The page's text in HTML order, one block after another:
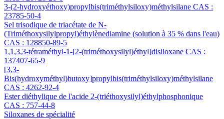
3-(2-hydroxyéthoxy)propylbis(triméthylsiloxy)méthylsilane CAS :
23785-50-4
Sel trisodique de triacétate de N-
(Triméthoxysilylpropyl)éthylènediamine (solution à 35 % dans l'eau)
CAS : 128850-89-5
1,1,3,3-tétraméthyl-1-[2-(triméthoxysilyl)éthyl]disiloxane CAS :
137407-65-9
[3,3-
Bis(hydroxyméthyl)butoxy]propylbis(triméthylsiloxy)méthylsilane
CAS : 4262-92-4
Ester diéthylique de l'acide 2-(triéthoxysilyl)éthylphosphonique
CAS : 757-44-8
Siloxanes de spécialité